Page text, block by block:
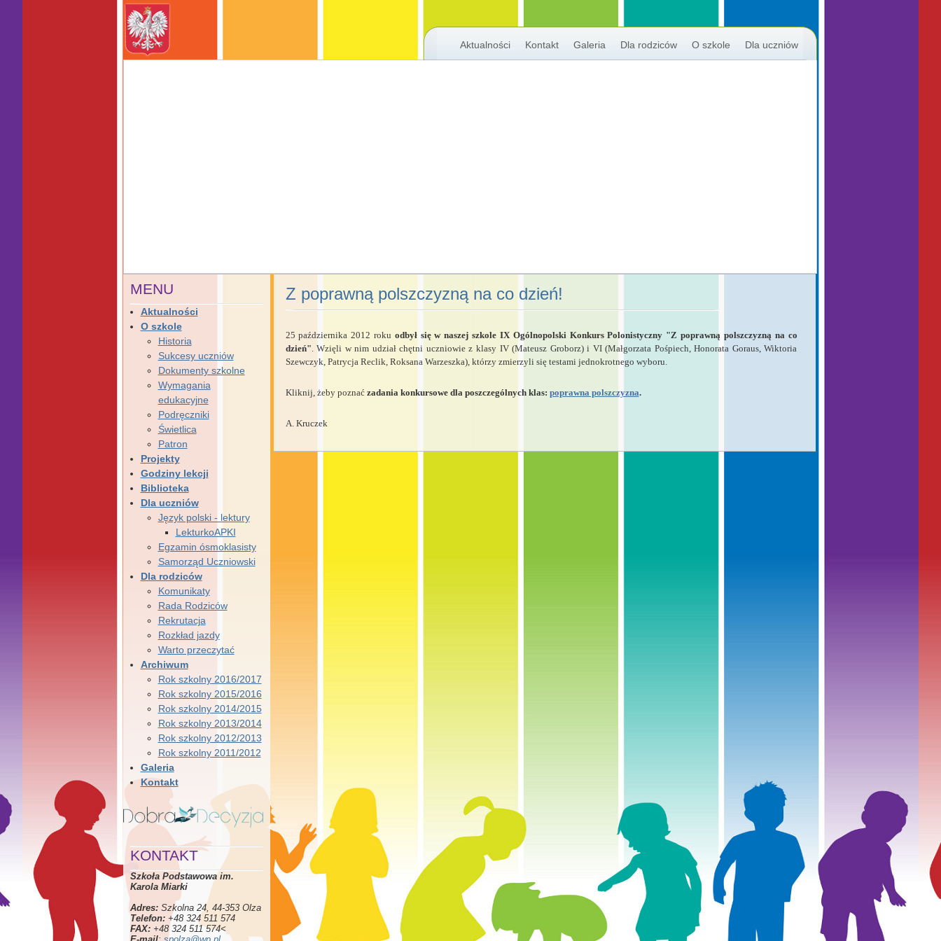
Aktualności Kontakt Galeria Dla rodziców O szkole Dla uczniów
MENU
Aktualności
O szkole
Historia
Sukcesy uczniów
Dokumenty szkolne
Wymagania
edukacyjne
Podręczniki
Świetlica
Patron
Projekty
Godziny lekcji
Biblioteka
Dla uczniów
Język polski - lektury
LekturkoAPKI
Egzamin ósmoklasisty
Samorząd Uczniowski
Dla rodziców
Komunikaty
Rada Rodziców
Rekrutacja
Rozkład jazdy
Warto przeczytać
Archiwum
Rok szkolny 2016/2017
Rok szkolny 2015/2016
Rok szkolny 2014/2015
Rok szkolny 2013/2014
Rok szkolny 2012/2013
Rok szkolny 2011/2012
Galeria
Kontakt
KONTAKT
Szkoła Podstawowa im.
Karola Miarki
Adres: Szkolna 24, 44-353 Olza
Telefon:+48 324 511 574
FAX:+48 324 511 574<
Z poprawną polszczyzną na co dzień!
25 października 2012 roku odbył się w naszej szkole IX Ogólnopolski Konkurs Polonistyczny "Z poprawną polszczyzną na co
dzień". Wzięli w nim udział chętni uczniowie z klasy IV (Mateusz Groborz) i VI (Małgorzata Pośpiech, Honorata Goraus, Wiktoria
Szewczyk, Patrycja Reclik, Roksana Warzeszka), którzy zmierzyli się testami jednokrotnego wyboru.
Kliknij, żeby poznać zadania konkursowe dla poszczególnych klas: poprawna polszczyzna.
A. Kruczek